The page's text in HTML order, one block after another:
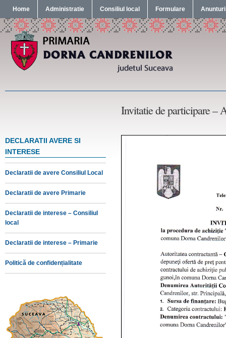
Home Administratie Consiliul local Formulare Anunturi
Invitatie de participare –
DECLARATII AVERE SI
INTERESE
Declaratii de avere Consiliul Local
Declaratii de avere Primarie
Declaratii de interese – Consiliul
local
Declaratii de interese – Primarie
Politică de confidențialitate